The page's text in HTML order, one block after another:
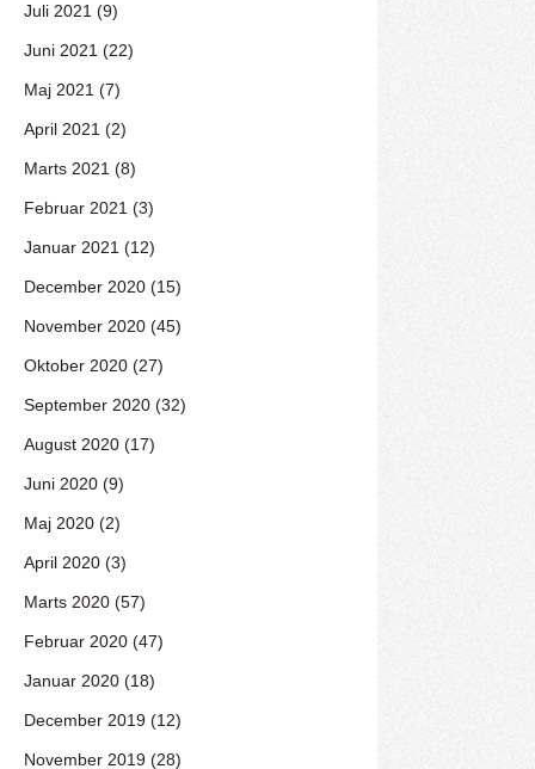
Juli 2021 (9)
Juni 2021 (22)
Maj 2021 (7)
April 2021 (2)
Marts 2021 (8)
Februar 2021 (3)
Januar 2021 (12)
December 2020 (15)
November 2020 (45)
Oktober 2020 (27)
September 2020 (32)
August 2020 (17)
Juni 2020 (9)
Maj 2020 (2)
April 2020 (3)
Marts 2020 (57)
Februar 2020 (47)
Januar 2020 (18)
December 2019 (12)
November 2019 (28)